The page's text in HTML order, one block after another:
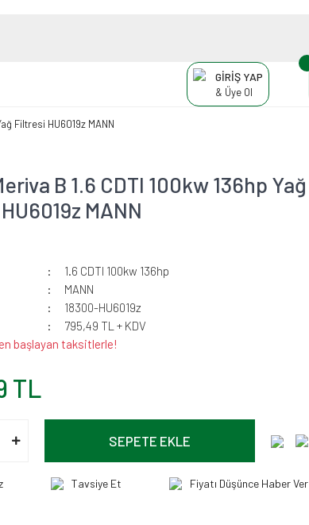
GİRİŞ YAP
& Üye Ol
Filtresi HU6019z MANN
B 1.6 CDTI 100kw 136hp Yağ
MANN
1.6 CDTI 100kw 136hp
MANN
18300-HU6019z
795,49 TL + KDV
başlayan taksitlerle!
TL
SEPETE EKLE
Tavsiye Et Fiyatı Düşünce Haber Ver